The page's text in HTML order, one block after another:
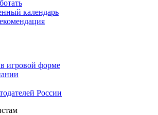
календарь
игровой форме
России